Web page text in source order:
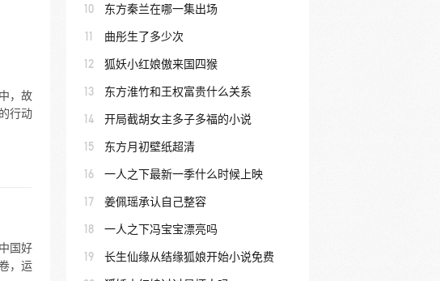
，故
行动
国好
，运
10 东方秦兰在哪一集出场
11 曲彤生了多少次
12 狐妖小红娘傲来国四猴
13 东方淮竹和王权富贵什么关系
14 开局截胡女主多子多福的小说
15 东方月初壁纸超清
16 一人之下最新一季什么时候上映
17 姜佩瑶承认自己整容
18 一人之下冯宝宝漂亮吗
19 长生仙缘从结缘狐娘开始小说免费